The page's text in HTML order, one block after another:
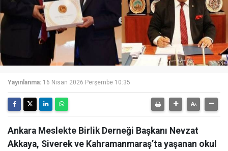
Yayınlanma: 16 Nisan 2026 Perşembe 10:35
Ankara Meslekte Birlik Derneği Başkanı Nevzat
Akkaya, Siverek ve Kahramanmaraş’ta yaşanan okul